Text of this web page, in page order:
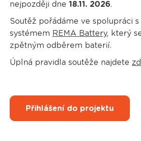
nejpozději dne 18.11. 2026.
Soutěž pořádáme ve spolupráci
systémem REMA Battery, který
zpětným odběrem baterií.
Úplná pravidla soutěže najdete
Přihlášení do projektu